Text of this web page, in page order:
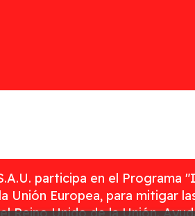
participa en el Programa
Unión Europea, para mitigar